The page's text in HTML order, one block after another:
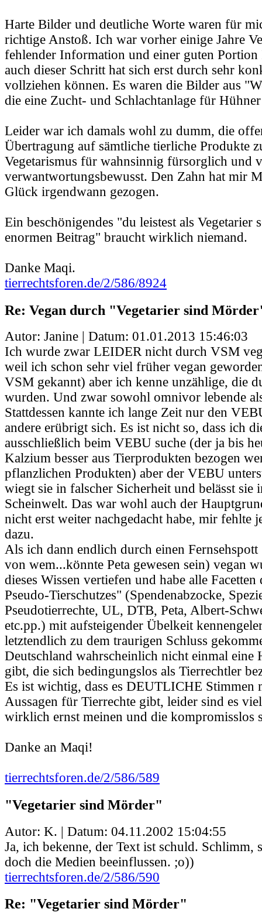
Harte Bilder und deutliche Worte waren für
richtige Anstoß. Ich war vorher einige Jahre
fehlender Information und einer guten
auch dieser Schritt hat sich erst durch sehr
vollziehen können. Es waren die Bilder aus
die eine Zucht- und Schlachtanlage für
Leider war ich damals wohl zu dumm, die
Übertragung auf sämtliche tierliche Produkte
Vegetarismus für wahnsinnig fürsorglich und
verwantwortungsbewusst. Den Zahn hat mir
Glück irgendwann gezogen.
Ein beschönigendes "du leistest als Vegetarier
enormen Beitrag" braucht wirklich niemand.
Danke Maqi.
tierrechtsforen.de/2/586/8924
Re: Vegan durch "Vegetarier sind
Autor: Janine | Datum: 01.01.2013 15:46:03
Ich wurde zwar LEIDER nicht durch VSM
weil ich schon sehr viel früher vegan
VSM gekannt) aber ich kenne unzählige, die
wurden. Und zwar sowohl omnivor lebende
Stattdessen kannte ich lange Zeit nur den
andere erübrigt sich. Es ist nicht so, dass ich
ausschließlich beim VEBU suche (der ja bis
Kalzium besser aus Tierprodukten bezogen
pflanzlichen Produkten) aber der VEBU
wiegt sie in falscher Sicherheit und belässt sie
Scheinwelt. Das war wohl auch der
nicht erst weiter nachgedacht habe, mir fehlte
dazu.
Als ich dann endlich durch einen
von wem...könnte Peta gewesen sein) vegan
dieses Wissen vertiefen und habe alle Facetten
Pseudo-Tierschutzes" (Spendenabzocke,
Pseudotierrechte, UL, DTB, Peta, Albert-
etc.pp.) mit aufsteigender Übelkeit
letztendlich zu dem traurigen Schluss
Deutschland wahrscheinlich nicht einmal eine
gibt, die sich bedingungslos als Tierrechtler
Es ist wichtig, dass es DEUTLICHE Stimmen
Aussagen für Tierrechte gibt, leider sind es
wirklich ernst meinen und die kompromisslos
Danke an Maqi!
tierrechtsforen.de/2/586/589
"Vegetarier sind Mörder"
Autor: K. | Datum: 04.11.2002 15:04:55
Ja, ich bekenne, der Text ist schuld. Schlimm,
doch die Medien beeinflussen. ;o))
tierrechtsforen.de/2/586/590
Re: "Vegetarier sind Mörder"